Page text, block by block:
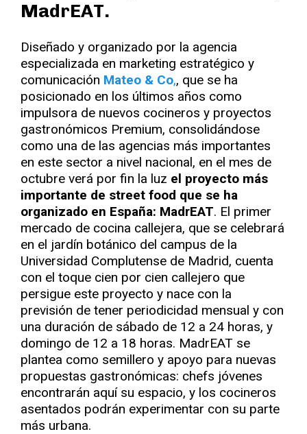
MadrEAT.
Diseñado y organizado por la agencia
especializada en marketing estratégico y
comunicación Mateo & Co,, que se ha
posicionado en los últimos años como
impulsora de nuevos cocineros y proyectos
gastronómicos Premium, consolidándose
como una de las agencias más importantes
en este sector a nivel nacional, en el mes de
octubre verá por fin la luz el proyecto más
importante de street food que se ha
organizado en España: MadrEAT. El primer
mercado de cocina callejera, que se celebrará
en el jardín botánico del campus de la
Universidad Complutense de Madrid, cuenta
con el toque cien por cien callejero que
persigue este proyecto y nace con la
previsión de tener periodicidad mensual y con
una duración de sábado de 12 a 24 horas, y
domingo de 12 a 18 horas. MadrEAT se
plantea como semillero y apoyo para nuevas
propuestas gastronómicas: chefs jóvenes
encontrarán aquí su espacio, y los cocineros
asentados podrán experimentar con su parte
más urbana.